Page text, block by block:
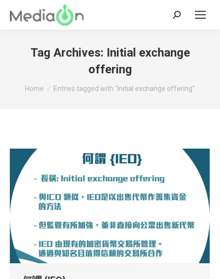
Search:
Tag Archives: Initial exchange
offering
You are here:
Home Entries tagged with "Initial exchange offering"